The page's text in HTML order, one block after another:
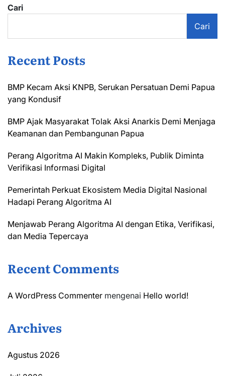
Cari
Cari
Recent Posts
BMP Kecam Aksi KNPB, Serukan Persatuan Demi Papua
yang Kondusif
BMP Ajak Masyarakat Tolak Aksi Anarkis Demi Menjaga
Keamanan dan Pembangunan Papua
Perang Algoritma AI Makin Kompleks, Publik Diminta
Verifikasi Informasi Digital
Pemerintah Perkuat Ekosistem Media Digital Nasional
Hadapi Perang Algoritma AI
Menjawab Perang Algoritma AI dengan Etika, Verifikasi,
dan Media Tepercaya
Recent Comments
A WordPress Commenter mengenai Hello world!
Archives
Agustus 2026